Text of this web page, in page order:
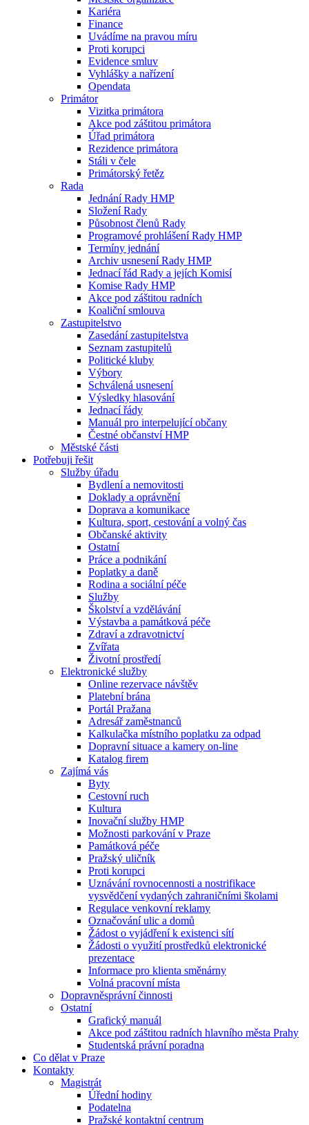
Kariéra
Finance
Uvádíme na pravou míru
Proti korupci
Evidence smluv
Vyhlášky a nařízení
Opendata
Primátor
Vizitka primátora
Akce pod záštitou primátora
Úřad primátora
Rezidence primátora
Stáli v čele
Primátorský řetěz
Rada
Jednání Rady HMP
Složení Rady
Působnost členů Rady
Programové prohlášení Rady HMP
Termíny jednání
Archiv usnesení Rady HMP
Jednací řád Rady a jejích Komisí
Komise Rady HMP
Akce pod záštitou radních
Koaliční smlouva
Zastupitelstvo
Zasedání zastupitelstva
Seznam zastupitelů
Politické kluby
Výbory
Schválená usnesení
Výsledky hlasování
Jednací řády
Manuál pro interpelující občany
Čestné občanství HMP
Městské části
Potřebuji řešit
Služby úřadu
Bydlení a nemovitosti
Doklady a oprávnění
Doprava a komunikace
Kultura, sport, cestování a volný čas
Občanské aktivity
Ostatní
Práce a podnikání
Poplatky a daně
Rodina a sociální péče
Služby
Školství a vzdělávání
Výstavba a památková péče
Zdraví a zdravotnictví
Zvířata
Životní prostředí
Elektronické služby
Online rezervace návštěv
Platební brána
Portál Pražana
Adresář zaměstnanců
Kalkulačka místního poplatku za odpad
Dopravní situace a kamery on-line
Katalog firem
Zajímá vás
Byty
Cestovní ruch
Kultura
Inovační služby HMP
Možnosti parkování v Praze
Památková péče
Pražský uličník
Proti korupci
Uznávání rovnocennosti a nostrifikace
vysvědčení vydaných zahraničními školami
Regulace venkovní reklamy
Označování ulic a domů
Žádost o vyjádření k existenci sítí
Žádosti o využití prostředků elektronické
prezentace
Informace pro klienta směnárny
Volná pracovní místa
Dopravněsprávní činnosti
Ostatní
Grafický manuál
Akce pod záštitou radních hlavního města Prahy
Studentská právní poradna
Co dělat v Praze
Kontakty
Magistrát
Úřední hodiny
Podatelna
Pražské kontaktní centrum